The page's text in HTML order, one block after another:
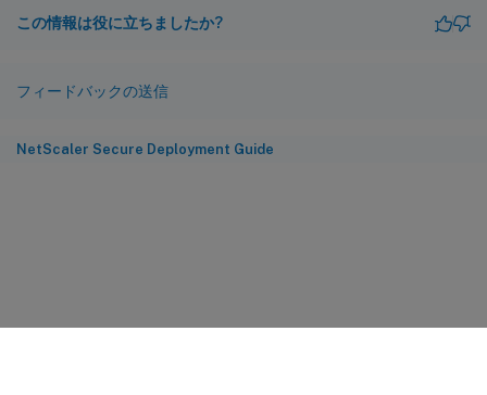
この情報は役に立ちましたか?
フィードバックの送信
NetScaler Secure Deployment Guide